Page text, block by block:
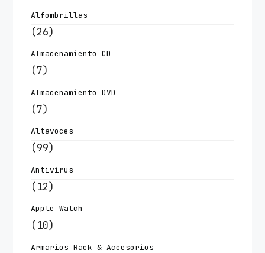
Alfombrillas
(26)
Almacenamiento CD
(7)
Almacenamiento DVD
(7)
Altavoces
(99)
Antivirus
(12)
Apple Watch
(10)
Armarios Rack & Accesorios